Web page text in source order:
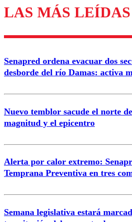
LAS MÁS LEÍDAS
Senapred ordena evacuar dos
desborde del río Damas: activa
Nuevo temblor sacude el norte
magnitud y el epicentro
Alerta por calor extremo:
Temprana Preventiva en tres
Semana legislativa estará